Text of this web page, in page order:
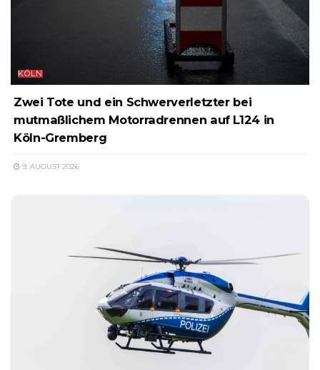
KÖLN
Zwei Tote und ein Schwerverletzter bei
mutmaßlichem Motorradrennen auf L124 in
Köln-Gremberg
9. AUGUST 2026